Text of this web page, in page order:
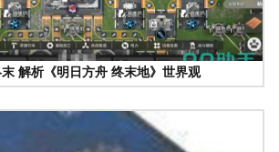
解析《明日方舟 终末地》世界观